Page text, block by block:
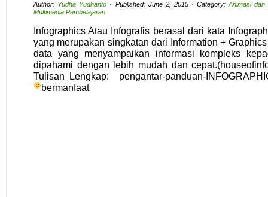
Author: Yudha Yudhanto · Published: June 2, 2015 · Category:Animasi dan
Multimedia Pembelajaran
Infographics Atau Infografis berasal dari kata
yang merupakan singkatan dari Information +
data yang menyampaikan informasi kompleks
dipahami dengan lebih mudah dan
Tulisan Lengkap: pengantar-panduan-
bermanfaat